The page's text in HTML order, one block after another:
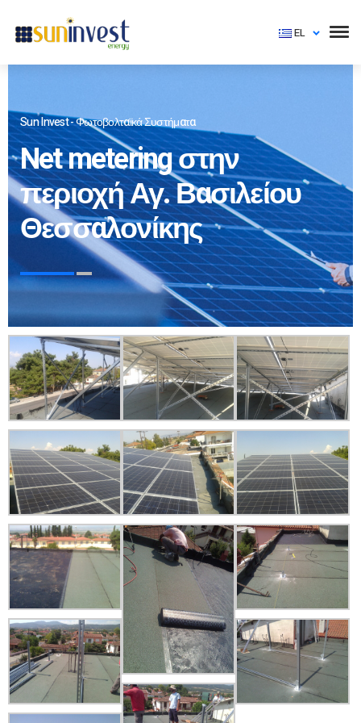
EL
Sun Invest - Φωτοβολταϊκά Συστήματα
Net metering στην
περιοχή Αγ. Βασιλείου
Θεσσαλονίκης